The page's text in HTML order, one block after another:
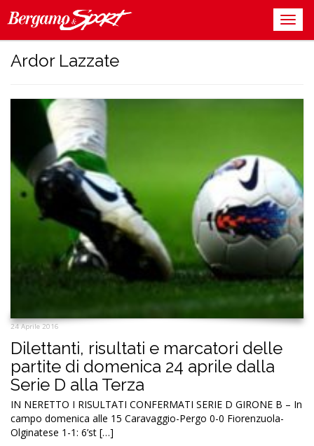
Ardor Lazzate
24 Aprile 2016
Dilettanti, risultati e marcatori delle
partite di domenica 24 aprile dalla
Serie D alla Terza
IN NERETTO I RISULTATI CONFERMATI SERIE D GIRONE B – In
campo domenica alle 15 Caravaggio-Pergo 0-0 Fiorenzuola-
Olginatese 1-1: 6’st […]